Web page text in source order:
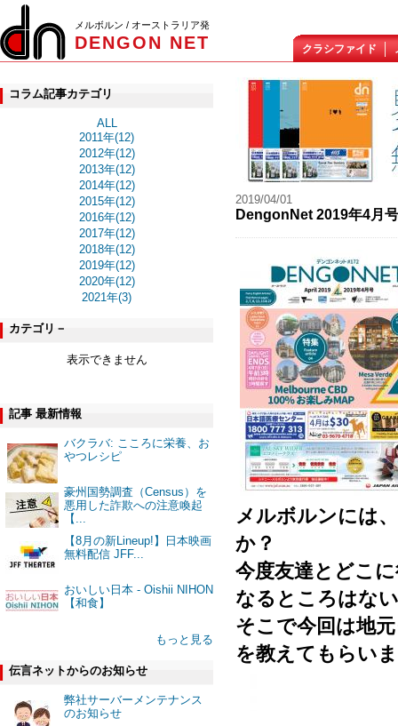
メルボルン / オーストラリア発
DENGON NET クラシファイド
コラム記事カテゴリ
ALL
2011年(12)
2012年(12)
2013年(12)
2014年(12)
2015年(12)
2016年(12)
2017年(12)
2018年(12)
2019年(12)
2020年(12)
2021年(3)
カテゴリ－
表示できません
記事 最新情報
バクラバ: こころに栄養、お
やつレシピ
豪州国勢調査（Census）を
悪用した詐欺への注意喚起
【...
【8月の新Lineup!】日本映画
無料配信 JFF...
おいしい日本 - Oishii NIHON
【和食】
もっと見る
伝言ネットからのお知らせ
弊社サーバーメンテナンス
のお知らせ
2019/04/01
DengonNet 2019年4月
メルボルンには
か？
今度友達とどこ
なるところはな
そこで今回は地
を教えてもらい